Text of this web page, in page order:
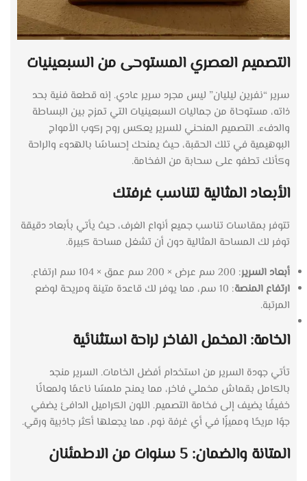
التصميم العصري المستوحى من السبعينيات
سرير “نفرين ليليان” ليس مجرد سرير عادي. إنه قطعة فنية بحد
ذاته، مستوحاة من جماليات السبعينيات التي تمزج بين البساطة
والدفء. التصميم المنحني للسرير يعكس روح ركوب الأمواج
البوهيمية في تلك الحقبة، حيث يمنحك إحساسًا بالهدوء والراحة
وكأنك تطفو على سحابة من الفخامة.
الأبعاد المثالية لتناسب غرفتك
تتوفر بمقاسات تناسب جميع أنواع الغرف، حيث يأتي بأبعاد دقيقة
توفر لك المساحة المثالية دون أن تشغل مساحة كبيرة.
أبعاد السرير: 200 سم عرض × 200 سم عمق × 104 سم ارتفاع.
ارتفاع المنصة
: 10 سم، مما يوفر لك قاعدة متينة ومريحة لوضع
المرتبة.
الخامة: المخمل الفاخر لراحة استثنائية
تأتي جودة السرير من استخدام أفضل الخامات. السرير منجد
بالكامل بقماش مخملي فاخر، مما يمنح ملمسًا ناعمًا ولمعانًا
خفيفًا يضيف إلى فخامة التصميم. اللون الكراميل الدافئ يضفي
جوًا مريحًا ومميزًا في أي غرفة نوم، مما يجعلها أكثر جاذبية ورقي.
المتانة والضمان: 5 سنوات من الاطمئنان